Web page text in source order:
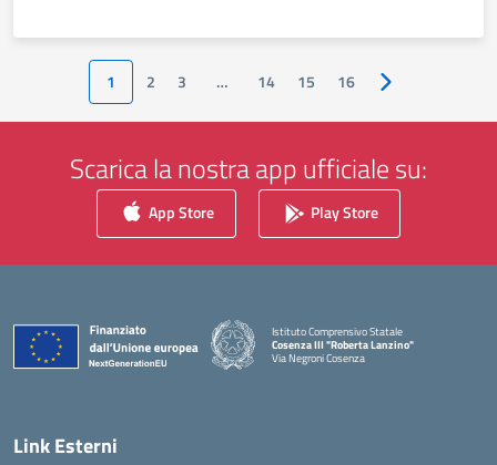
1 2 3 … 14 15 16 Pagina
Scarica la nostra app ufficiale su:
App Store Play Store
Istituto Comprensivo Statale
Cosenza III "Roberta Lanzino"
Via Negroni Cosenza
— Visita la pagina iniziale della scuola
Link Esterni